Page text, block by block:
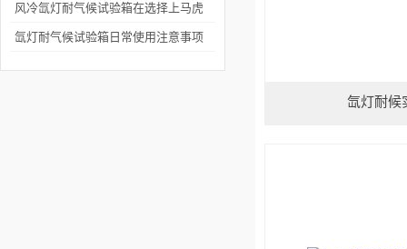
风冷氙灯耐气候试验箱在选择上马虎
不得
氙灯耐气候试验箱日常使用注意事项
氙灯耐候